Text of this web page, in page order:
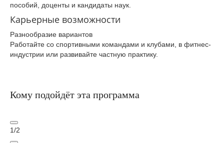
пособий, доценты и кандидаты наук.
Карьерные возможности
Разнообразие вариантов
Работайте со спортивными командами и клубами, в фитнес-
индустрии или развивайте частную практику.
Кому подойдёт эта программа
1/2